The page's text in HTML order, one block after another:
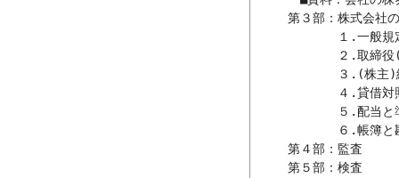
第３部：株式会社の
１.一般規
２.取締役(
３.(株主)総
４.貸借対照
５.配当と準備
６.帳簿と勘
第４部：監査
第５部：検査